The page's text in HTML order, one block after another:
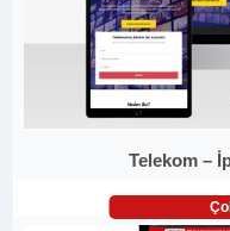
Telekom –